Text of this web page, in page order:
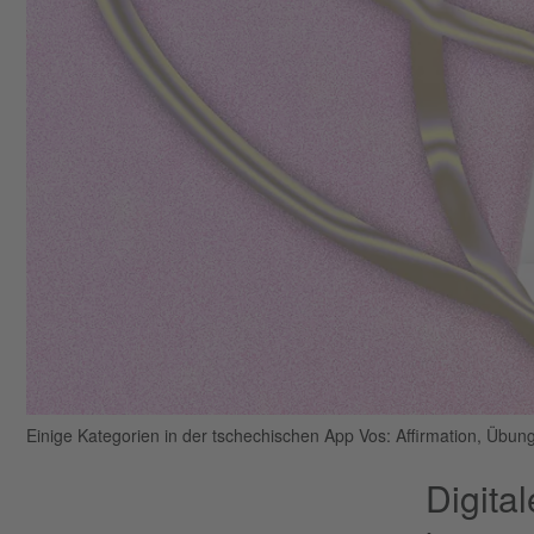
Einige Kategorien in der tschechischen App Vos: Affirmation,